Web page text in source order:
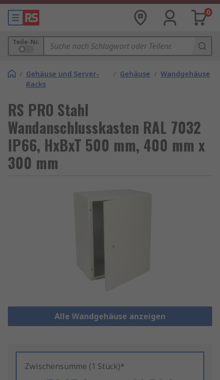
0
Teile-Nr.
/ Gehäuse und Server-
Racks
/ Gehäuse / Wandgehäuse
RS PRO Stahl
Wandanschlusskasten RAL 7032
IP66, HxBxT 500 mm, 400 mm x
300 mm
Alle Wandgehäuse anzeigen
Zwischensumme (1 Stück)*